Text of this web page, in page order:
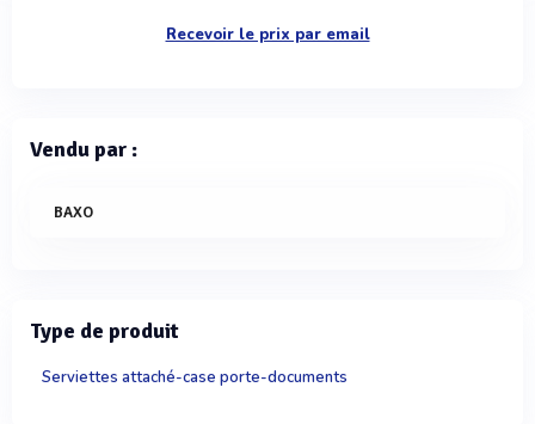
Recevoir le prix par email
Vendu par :
BAXO
Type de produit
Serviettes attaché-case porte-documents